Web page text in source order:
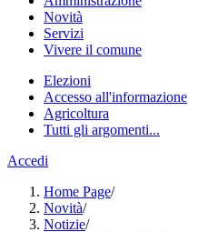
Novità
Servizi
Vivere il comune
Elezioni
Accesso all'informazione
Agricoltura
Tutti gli argomenti...
Accedi
Home Page/
Novità/
Notizie/